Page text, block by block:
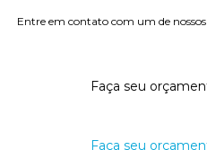
Entre em contato com um de nossos
Faça seu
Faça seu